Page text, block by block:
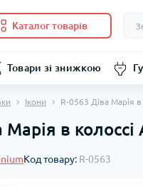
Каталог товарів
Товари зі знижкою
Ікони R-0563 Діва Марія
Марія в
Код товару: R-0563